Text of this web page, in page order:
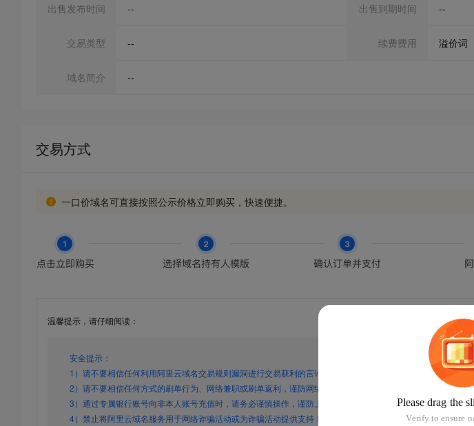
出售发布时间 -- 出售到期时间 --
交易类型 -- 续费费用 溢价词
域名简介 --
交易方式
一口价域名可直接按照公示价格立即购买，快速便捷。
温馨提示，请仔细阅读：
安全提示：
1）请不要相信任何利用阿里云域名交易规则漏洞进行交易获利的言论，谨防上当受骗！
2）请不要相信任何方式的刷单行为、网络兼职或刷单返利，谨防网络诈骗！
3）通过专属银行账号向非本人账号充值时，请务必谨慎操作，谨防上当受骗！
4）禁止将阿里云域名服务用于网络诈骗活动或为诈骗活动提供支持！